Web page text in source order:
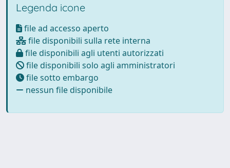
Legenda icone
file ad accesso aperto
file disponibili sulla rete interna
file disponibili agli utenti autorizzati
file disponibili solo agli amministratori
file sotto embargo
nessun file disponibile